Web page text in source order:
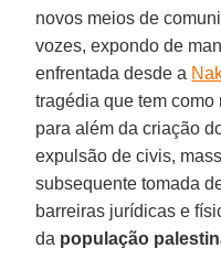
novos meios de
vozes, expondo de
enfrentada desde a
tragédia que tem
para além da criação
expulsão de civis,
subsequente tomada
barreiras jurídicas e
da população